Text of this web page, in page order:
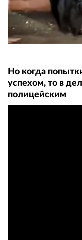
Но когда
успехом, то в
полицейским